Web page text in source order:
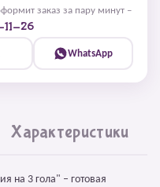
заказ за пару минут –
11-26
WhatsApp
Характеристики
на 3 гола" – готовая